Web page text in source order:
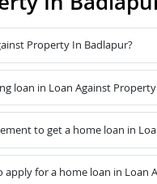
Property In Badlapur?
loan in Loan Against
to get a home loan in
for a home loan in Loan